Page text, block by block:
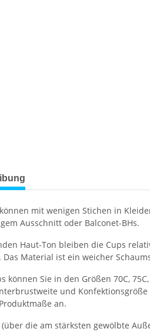
anzeigen
mit wenigen Stichen in
Ausschnitt oder Balconet-BHs.
Haut-Ton bleiben die Cups
Das Material ist ein weicher
können Sie in den Größen 70C,
und
an.
die am stärksten gewölbte